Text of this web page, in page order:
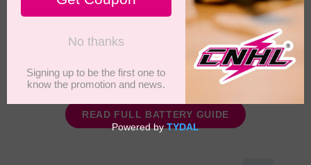
pratique, de nombreux propriétaires de TRX4M dépassent
le pack d'origine et commencent à explorer les batteries 2S
du marché secondaire, surtout lorsqu'ils utilisent une
configuration basée sur un adaptateur qui ouvre la porte à
plus de choix de batteries.
READ FULL BATTERY GUIDE